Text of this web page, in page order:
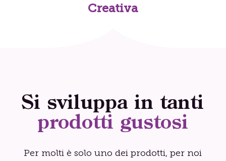
Creativa
Si sviluppa in tanti
prodotti gustosi
Per molti è solo uno dei prodotti, per noi